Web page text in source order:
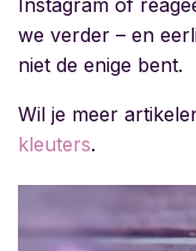
Instagram of
we verder – en
niet de enige bent.
Wil je meer
kleuters.